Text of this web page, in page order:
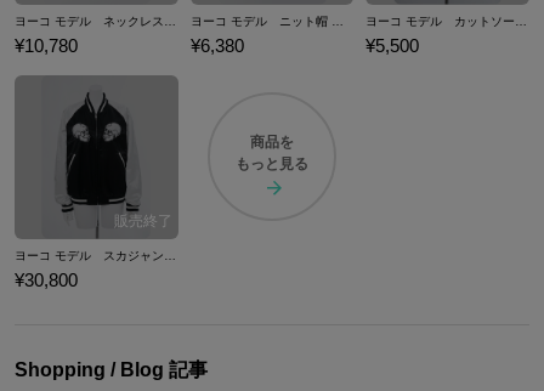
¥10,780 ¥6,380 ¥5,500
¥30,800
商品を
もっと見る
Shopping / Blog 記事